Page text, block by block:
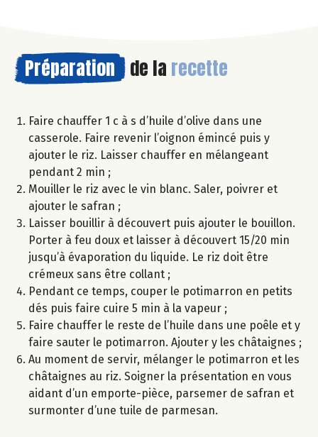
Préparation de la recette
Faire chauffer 1 c à s d’huile d’olive dans une
casserole. Faire revenir l’oignon émincé puis y
ajouter le riz. Laisser chauffer en mélangeant
pendant 2 min ;
Mouiller le riz avec le vin blanc. Saler, poivrer et
ajouter le safran ;
Laisser bouillir à découvert puis ajouter le bouillon.
Porter à feu doux et laisser à découvert 15/20 min
jusqu’à évaporation du liquide. Le riz doit être
crémeux sans être collant ;
Pendant ce temps, couper le potimarron en petits
dés puis faire cuire 5 min à la vapeur ;
Faire chauffer le reste de l’huile dans une poêle et y
faire sauter le potimarron. Ajouter y les châtaignes ;
Au moment de servir, mélanger le potimarron et les
châtaignes au riz. Soigner la présentation en vous
aidant d’un emporte-pièce, parsemer de safran et
surmonter d’une tuile de parmesan.